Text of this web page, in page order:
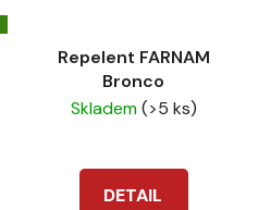
Repelent FARNAM
Bronco
Skladem(>5 ks)
DETAIL